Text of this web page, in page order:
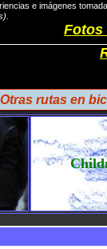
e imágenes
Fotos
Otras rutas en